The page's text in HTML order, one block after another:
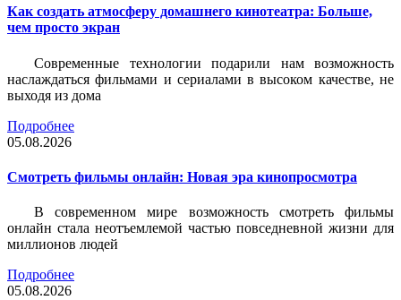
Как создать атмосферу домашнего кинотеатра: Больше,
чем просто экран
Современные технологии подарили нам возможность
наслаждаться фильмами и сериалами в высоком качестве, не
выходя из дома
Подробнее
05.08.2026
Смотреть фильмы онлайн: Новая эра кинопросмотра
В современном мире возможность смотреть фильмы
онлайн стала неотъемлемой частью повседневной жизни для
миллионов людей
Подробнее
05.08.2026